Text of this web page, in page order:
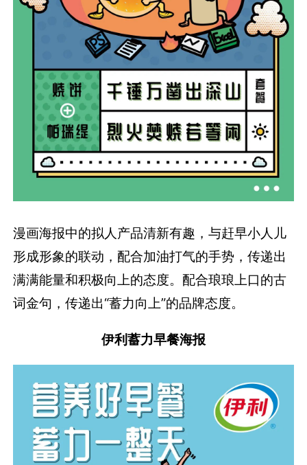
漫画海报中的拟人产品清新有趣，与赶早小人儿
形成形象的联动，配合加油打气的手势，传递出
满满能量和积极向上的态度。配合琅琅上口的古
词金句，传递出“蓄力向上”的品牌态度。
伊利蓄力早餐海报